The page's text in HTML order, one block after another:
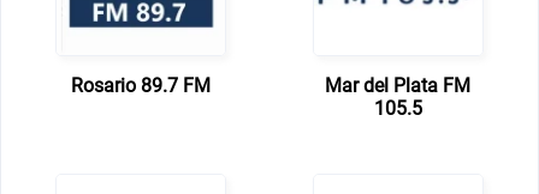
Rosario 89.7 FM
Mar del Plata FM
105.5